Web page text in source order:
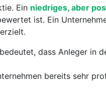
Ein niedriges, aber
ist. Ein
dass Anleger in
bereits sehr